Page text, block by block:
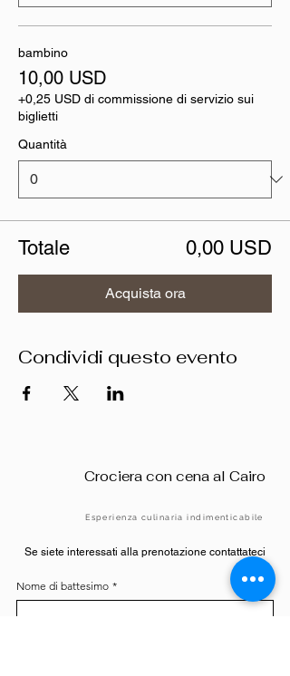
bambino
10,00 USD
+0,25 USD di commissione di servizio sui
biglietti
Quantità
Totale 0,00 USD
Acquista ora
Condividi questo evento
Crociera con cena al Cairo
Esperienza culinaria indimenticabile
Se siete interessati alla prenotazione contattateci
Nome di battesimo *